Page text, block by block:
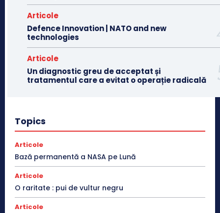
Articole
Defence Innovation | NATO and new
technologies
Articole
Un diagnostic greu de acceptat și
tratamentul care a evitat o operație radicală
Topics
Articole
Bază permanentă a NASA pe Lună
Articole
O raritate : pui de vultur negru
Articole